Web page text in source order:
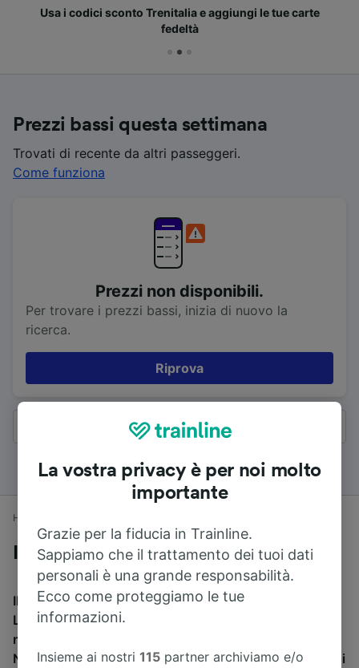
Usa i codici sconto Trenitalia e aggiungi le tue carte
fedeltà
Prezzi bassi questa settimana
Trovati di recente da altri passeggeri.
Come funziona
Prezzi non disponibili.
Per trovare i prezzi bassi, inizia di nuovo la
ricerca.
Riprova
Tutti i risultati
Home
In treno da Norwich a Liverpool
Il tempo di viaggio medio in treno da Norwich a
Liverpool è di 5h 39min per percorrere 300 km. Ci sono
normalmente 14 treni al giorno e il treno più veloce da
Norwich a Liverpool impiega 5h 33min. Puoi acquistare i
La vostra privacy è per noi molto
importante
Grazie per la fiducia in Trainline.
Sappiamo che il trattamento dei tuoi dati
personali è una grande responsabilità.
Ecco come proteggiamo le tue
informazioni.
Insieme ai nostri115 partner archiviamo e/o